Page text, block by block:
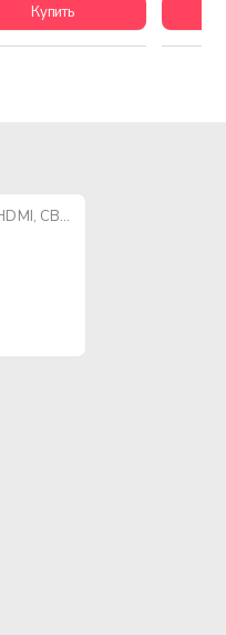
Купить
Кабель Cypress HDMI, CBL-H300-070, Premium 4K, 7.0M, 24AWG